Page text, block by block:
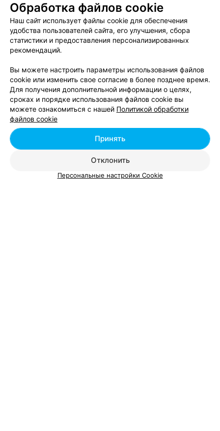
ЭФФЕКТИВНАЯ РЕКЛАМА НА САЙТЕ
Вам будет интересно
Обработка файлов cookie
Наш сайт использует файлы cookie для обеспечения
удобства пользователей сайта, его улучшения, сбора
статистики и предоставления персонализированных
рекомендаций.
Вы можете настроить параметры использования файлов
cookie или изменить свое согласие в более позднее время.
Для получения дополнительной информации о целях,
сроках и порядке использования файлов cookie вы
можете ознакомиться с нашей Политикой обработки
файлов cookie
Отклонить
Принять
Персональные настройки Cookie